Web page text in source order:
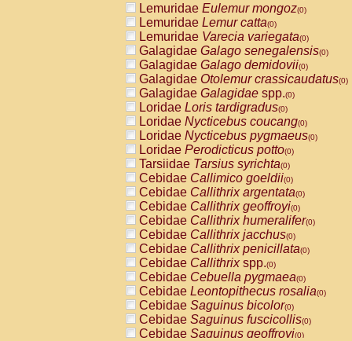
AtelidaeAlouatta fusca(0)
AtelidaeAlouatta seniculus
AtelidaeAlouattaspp.(0)
AtelidaeAteles belzebuth(0)
AtelidaeAteles geoffroyi(0)
AtelidaeAteles paniscus(0)
AtelidaeAtelesspp.(0)
Atelidae Lagothrix lagothricha
AtelidaeLagothrix lagothricha cana
PitheciidaeCacajao calvus
PitheciidaeCallicebus cupreus
PitheciidaeCallicebus donacophilus
PitheciidaeCallicebus moloch
PitheciidaeCallicebus torquatus
PitheciidaeCallicebusspp.(0)
PitheciidaeChiropotes satanas(0)
PitheciidaePithecia monachus
PitheciidaePithecia pithecia(0)
CercopithecidaeCercocebus agilis
CercopithecidaeCercocebus
CercopithecidaeCercocebus
CercopithecidaeCercocebus
CercopithecidaeCercocebus
CercopithecidaeCercocebushybrid
Lemuridae Eulemur mongoz(0)
Lemuridae Lemur catta(0)
Lemuridae Varecia variegata(0)
Galagidae Galago senegalensis(0)
Galagidae Galago demidovii(0)
Galagidae Otolemur crassicaudatus(0)
Galagidae Galagidae spp.(0)
Loridae Loris tardigradus(0)
Loridae Nycticebus coucang(0)
Loridae Nycticebus pygmaeus(0)
Loridae Perodicticus potto(0)
Tarsiidae Tarsius syrichta(0)
Cebidae Callimico goeldii(0)
Cebidae Callithrix argentata(0)
Cebidae Callithrix geoffroyi(0)
Cebidae Callithrix humeralifer(0)
Cebidae Callithrix jacchus(0)
Cebidae Callithrix penicillata(0)
Cebidae Callithrixspp.(0)
Cebidae Cebuella pygmaea(0)
Cebidae Leontopithecus rosalia(0)
Cebidae Saguinus bicolor(0)
Cebidae Saguinus fuscicollis(0)
Cebidae Saguinus geoffroyi(0)